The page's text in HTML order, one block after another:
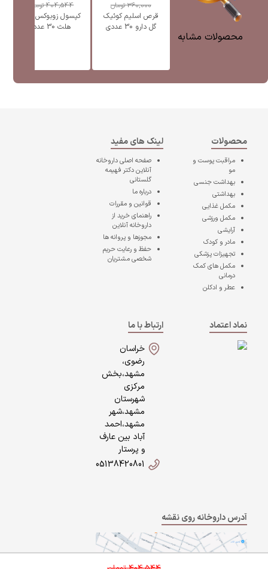
محصولات مشابه
قرص اسلیم کوئیک
گل دارو 30 عددی
360,000تومان
کپسول زوبوکس های
هلث 30 عدد
404,544تومان
محصولات
مراقبت پوست و
مو
بهداشت جنسی
بهداشتی
مکمل غذایی
مکمل ورزشی
آرایشی
مادر و کودک
تجهیزات پزشکی
مکمل های کمک
درمانی
عطر و ادکلن
لینک های مفید
صفحه اصلیداروخانه
آنلاین دکتر فهیمه
گلستانی
درباره ما
قوانین و مقررات
راهنمای خرید از
داروخانه آنلاین
مجوزها و پروانه ها
حفظ و رعایت حریم
شخصی مشتریان
نماد اعتماد
ارتباط با ما
خراسان
رضوی،
مشهد،بخش
مرکزی
شهرستان
مشهد،شهر
مشهد،احمد
آباد بین عارف
و پرستار
05138420801
آدرس داروخانه روی نقشه